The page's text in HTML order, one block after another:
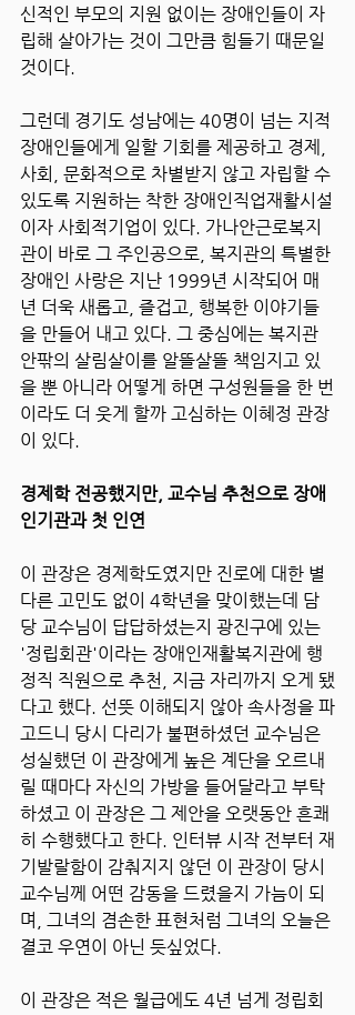
신적인 부모의 지원 없이는 장애인들이 자
립해 살아가는 것이 그만큼 힘들기 때문일
것이다.
그런데 경기도 성남에는 40명이 넘는 지적
장애인들에게 일할 기회를 제공하고 경제,
사회, 문화적으로 차별받지 않고 자립할 수
있도록 지원하는 착한 장애인직업재활시설
이자 사회적기업이 있다. 가나안근로복지
관이 바로 그 주인공으로, 복지관의 특별한
장애인 사랑은 지난 1999년 시작되어 매
년 더욱 새롭고, 즐겁고, 행복한 이야기들
을 만들어 내고 있다. 그 중심에는 복지관
안팎의 살림살이를 알뜰살뜰 책임지고 있
을 뿐 아니라 어떻게 하면 구성원들을 한 번
이라도 더 웃게 할까 고심하는 이혜정 관장
이 있다.
경제학 전공했지만, 교수님 추천으로 장애
인기관과 첫 인연
이 관장은 경제학도였지만 진로에 대한 별
다른 고민도 없이 4학년을 맞이했는데 담
당 교수님이 답답하셨는지 광진구에 있는
'정립회관'이라는 장애인재활복지관에 행
정직 직원으로 추천, 지금 자리까지 오게 됐
다고 했다. 선뜻 이해되지 않아 속사정을 파
고드니 당시 다리가 불편하셨던 교수님은
성실했던 이 관장에게 높은 계단을 오르내
릴 때마다 자신의 가방을 들어달라고 부탁
하셨고 이 관장은 그 제안을 오랫동안 흔쾌
히 수행했다고 한다. 인터뷰 시작 전부터 재
기발랄함이 감춰지지 않던 이 관장이 당시
교수님께 어떤 감동을 드렸을지 가늠이 되
며, 그녀의 겸손한 표현처럼 그녀의 오늘은
결코 우연이 아닌 듯싶었다.
이 관장은 적은 월급에도 4년 넘게 정립회